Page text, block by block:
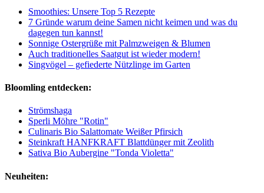
Smoothies: Unsere Top 5 Rezepte
7 Gründe warum deine Samen nicht keimen und was du
dagegen tun kannst!
Sonnige Ostergrüße mit Palmzweigen & Blumen
Auch traditionelles Saatgut ist wieder modern!
Singvögel – gefiederte Nützlinge im Garten
Bloomling entdecken:
Strömshaga
Sperli Möhre "Rotin"
Culinaris Bio Salattomate Weißer Pfirsich
Steinkraft HANFKRAFT Blattdünger mit Zeolith
Sativa Bio Aubergine "Tonda Violetta"
Neuheiten: